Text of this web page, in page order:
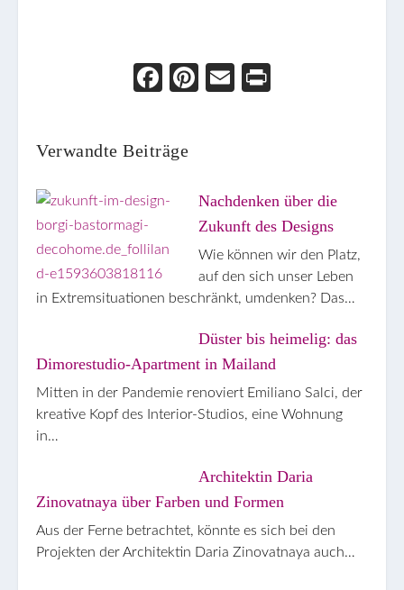
Face
Pint
Ema
Verwandte Beiträge
Nachdenken über die
Zukunft des Designs
Wie können wir den Platz,
auf den sich unser Leben
in Extremsituationen beschränkt, umdenken? Das…
Düster bis heimelig: das
Dimorestudio-Apartment in Mailand
Mitten in der Pandemie renoviert Emiliano Salci, der
kreative Kopf des Interior-Studios, eine Wohnung
in…
Architektin Daria
Zinovatnaya über Farben und Formen
Aus der Ferne betrachtet, könnte es sich bei den
Projekten der Architektin Daria Zinovatnaya auch…